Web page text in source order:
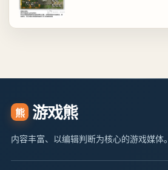
熊 游戏熊
内容丰富、以编辑判断为核心的游戏媒体。